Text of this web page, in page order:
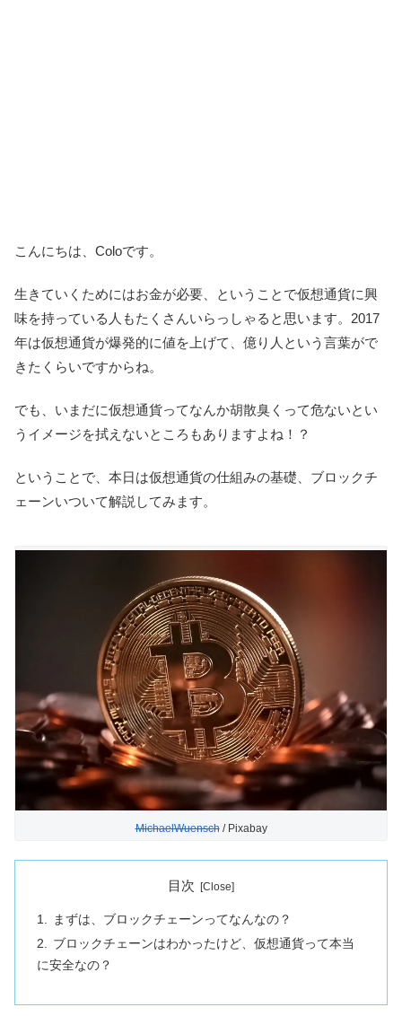
こんにちは、Coloです。
生きていくためにはお金が必要、ということで仮想通貨に興
味を持っている人もたくさんいらっしゃると思います。2017
年は仮想通貨が爆発的に値を上げて、億り人という言葉がで
きたくらいですからね。
でも、いまだに仮想通貨ってなんか胡散臭くって危ないとい
うイメージを拭えないところもありますよね！？
ということで、本日は仮想通貨の仕組みの基礎、ブロックチ
ェーンいついて解説してみます。
MichaelWuensch/ Pixabay
目次
まずは、ブロックチェーンってなんなの？
ブロックチェーンはわかったけど、仮想通貨って本当
に安全なの？